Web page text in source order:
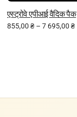
एस्ट्रोवे एपीआई वैदिक पैक
855,00 ₴ – 7 695,00 ₴